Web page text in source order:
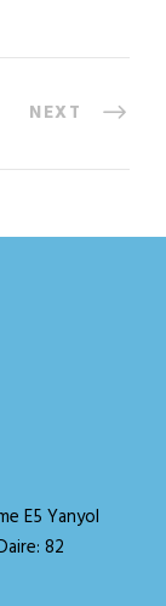
NEXT
E5 Yanyol
82